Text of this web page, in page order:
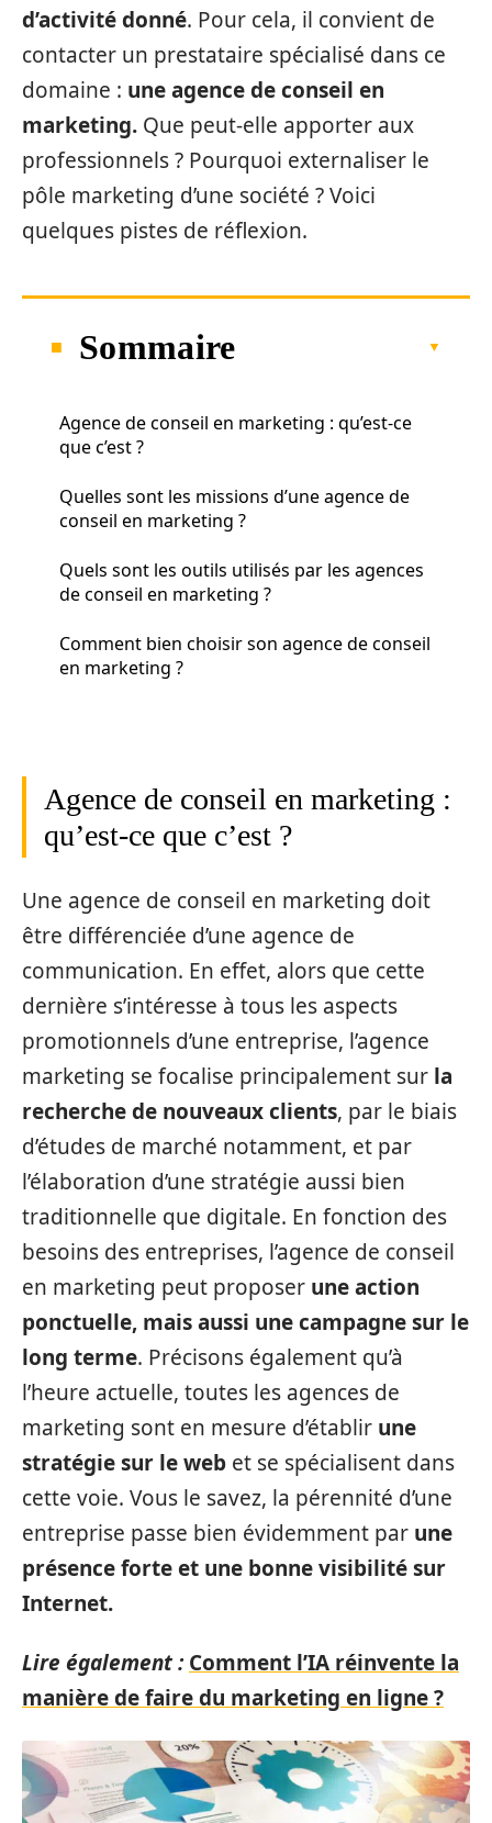
d’activité donné. Pour cela, il convient de
contacter un prestataire spécialisé dans ce
domaine : une agence de conseil en
marketing. Que peut-elle apporter aux
professionnels ? Pourquoi externaliser le
pôle marketing d’une société ? Voici
quelques pistes de réflexion.
Sommaire
Agence de conseil en marketing : qu’est-ce
que c’est ?
Quelles sont les missions d’une agence de
conseil en marketing ?
Quels sont les outils utilisés par les agences
de conseil en marketing ?
Comment bien choisir son agence de conseil
en marketing ?
Agence de conseil en marketing :
qu’est-ce que c’est ?
Une agence de conseil en marketing doit
être différenciée d’une agence de
communication. En effet, alors que cette
dernière s’intéresse à tous les aspects
promotionnels d’une entreprise, l’agence
marketing se focalise principalement sur la
recherche de nouveaux clients, par le biais
d’études de marché notamment, et par
l’élaboration d’une stratégie aussi bien
traditionnelle que digitale. En fonction des
besoins des entreprises, l’agence de conseil
en marketing peut proposer une action
ponctuelle, mais aussi une campagne sur le
long terme. Précisons également qu’à
l’heure actuelle, toutes les agences de
marketing sont en mesure d’établir une
stratégie sur le web et se spécialisent dans
cette voie. Vous le savez, la pérennité d’une
entreprise passe bien évidemment par une
présence forte et une bonne visibilité sur
Internet.
Lire également : Comment l’IA réinvente la
manière de faire du marketing en ligne ?